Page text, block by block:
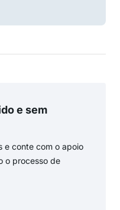
e sem
e conte com o apoio
o processo de